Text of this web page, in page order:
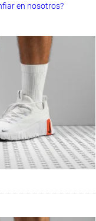
en nosotros?